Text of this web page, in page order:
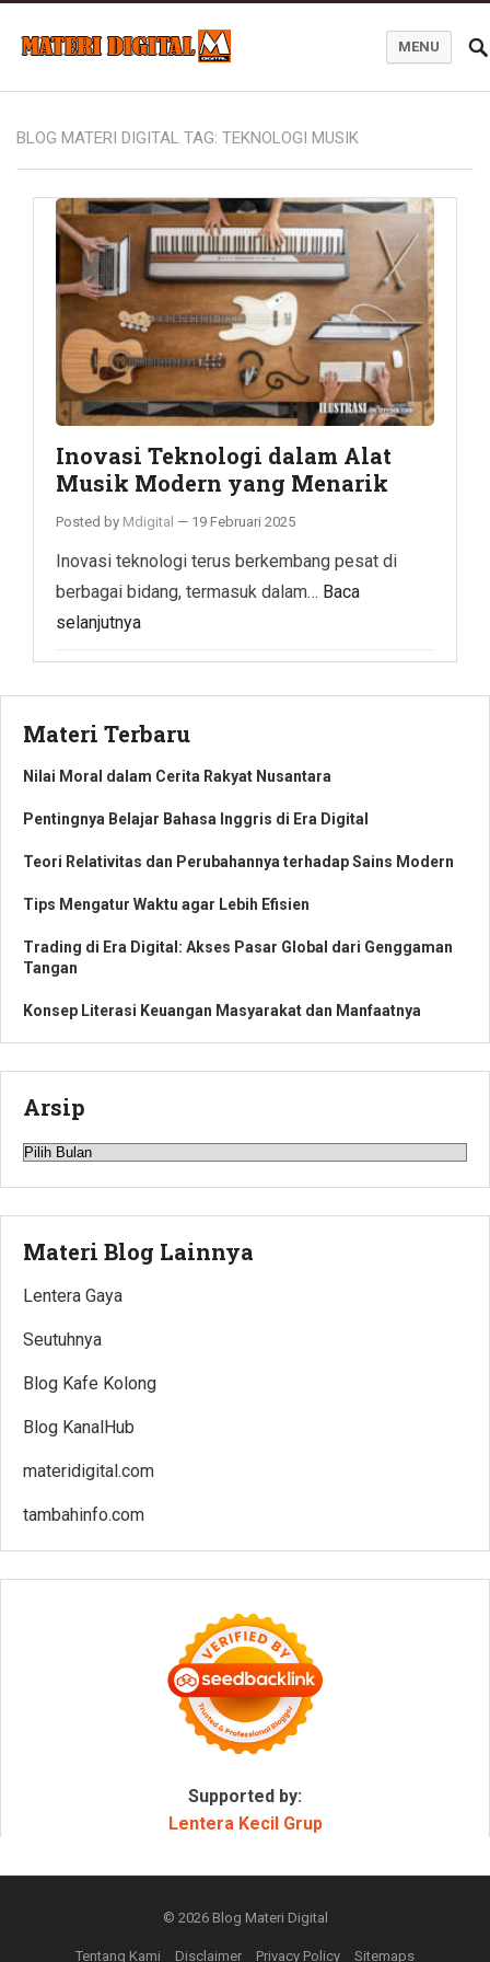
MENU
BLOG MATERI DIGITAL TAG: TEKNOLOGI MUSIK
Inovasi Teknologi dalam Alat
Musik Modern yang Menarik
Posted by Mdigital — 19 Februari 2025
Inovasi teknologi terus berkembang pesat di
berbagai bidang, termasuk dalam… Baca
selanjutnya
Materi Terbaru
Nilai Moral dalam Cerita Rakyat Nusantara
Pentingnya Belajar Bahasa Inggris di Era Digital
Teori Relativitas dan Perubahannya terhadap Sains Modern
Tips Mengatur Waktu agar Lebih Efisien
Trading di Era Digital: Akses Pasar Global dari Genggaman
Tangan
Konsep Literasi Keuangan Masyarakat dan Manfaatnya
Arsip
Arsip
Materi Blog Lainnya
Lentera Gaya
Seutuhnya
Blog Kafe Kolong
Blog KanalHub
materidigital.com
tambahinfo.com
Supported by:
Lentera Kecil Grup
© 2026 Blog Materi Digital
Tentang Kami Disclaimer Privacy Policy Sitemaps